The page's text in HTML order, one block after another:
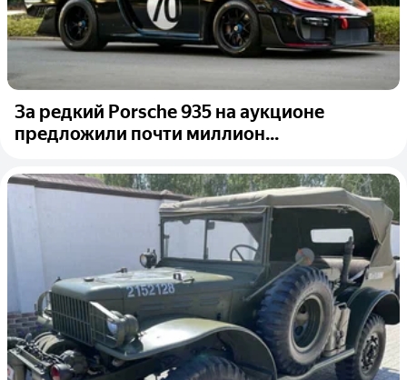
За редкий Porsche 935 на аукционе
предложили почти миллион...